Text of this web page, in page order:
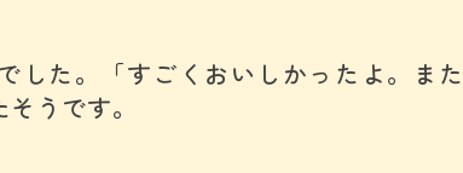
した。「すごくおいしかったよ。また
うです。